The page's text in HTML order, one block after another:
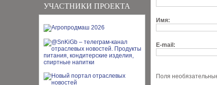
УЧАСТНИКИ ПРОЕКТА
Имя:
E-mail:
Поля